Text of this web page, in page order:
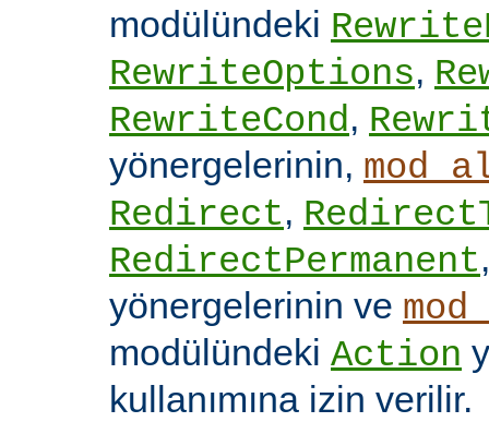
modülündeki
RewriteOptions,
RewriteCond,
yönergelerinin,
Redirect,
RedirectPermanent
yönergelerinin ve
modülündeki Action
kullanımına izin verilir.